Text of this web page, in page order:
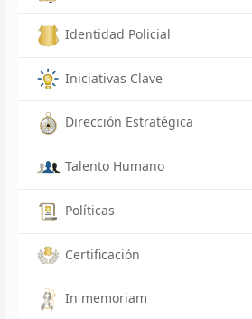
Identidad Policial
Iniciativas Clave
Dirección Estratégica
Talento Humano
Políticas
Certificación
In memoriam